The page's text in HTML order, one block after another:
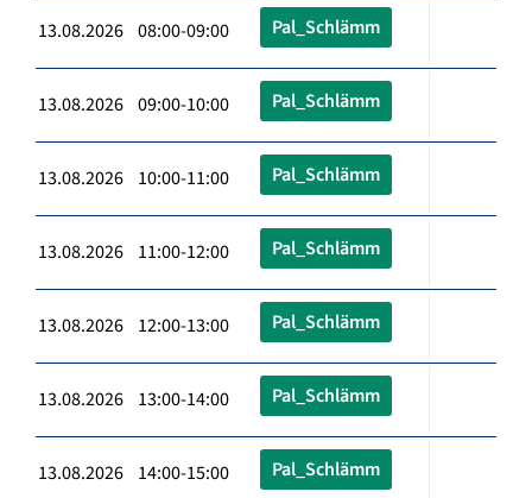
13.08.2026 08:00-09:00 Pal_Schlämm
13.08.2026 09:00-10:00 Pal_Schlämm
13.08.2026 10:00-11:00 Pal_Schlämm
13.08.2026 11:00-12:00 Pal_Schlämm
13.08.2026 12:00-13:00 Pal_Schlämm
13.08.2026 13:00-14:00 Pal_Schlämm
13.08.2026 14:00-15:00 Pal_Schlämm